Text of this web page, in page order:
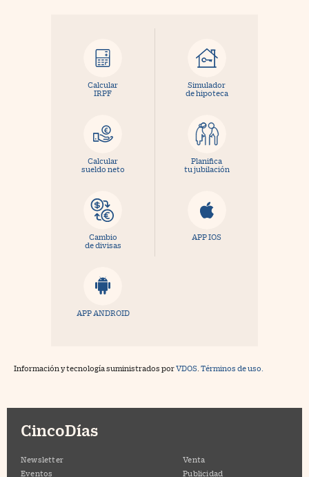
Calcular
IRPF
Simulador
de hipoteca
Calcular
sueldo neto
Planifica
tu jubilación
Cambio
de divisas
APP IOS
APP ANDROID
Información y tecnología suministrados porVDOS Términos de uso.
CincoDías
Newsletter
Eventos
Venta
Publicidad